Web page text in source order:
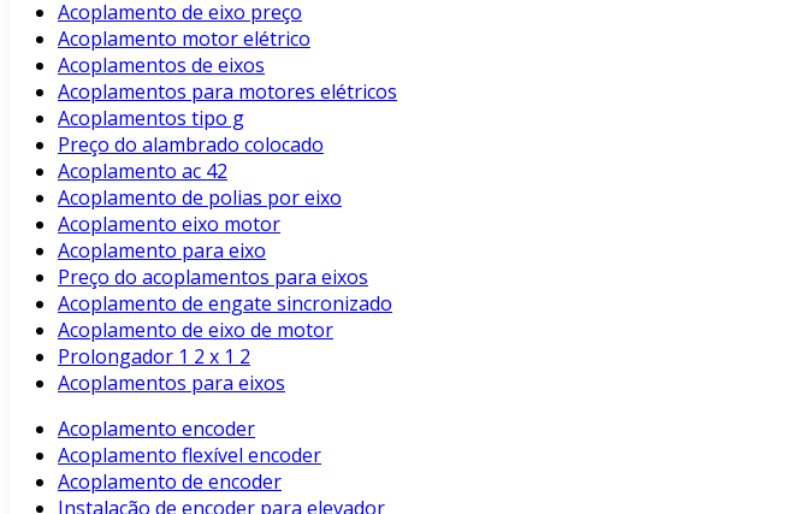
Acoplamento de eixo preço
Acoplamento motor elétrico
Acoplamentos de eixos
Acoplamentos para motores elétricos
Acoplamentos tipo g
Preço do alambrado colocado
Acoplamento ac 42
Acoplamento de polias por eixo
Acoplamento eixo motor
Acoplamento para eixo
Preço do acoplamentos para eixos
Acoplamento de engate sincronizado
Acoplamento de eixo de motor
Prolongador 1 2 x 1 2
Acoplamentos para eixos
Acoplamento encoder
Acoplamento flexível encoder
Acoplamento de encoder
Instalação de encoder para elevador